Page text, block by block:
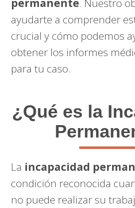
ayudarte a comprender
crucial y cómo podemos
obtener los informes
para tu caso.
¿Qué es la
La incapacidad
condición reconocida
no puede realizar su